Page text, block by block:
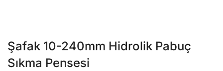
Şafak 10-240mm Hidrolik Pabuç
Sıkma Pensesi